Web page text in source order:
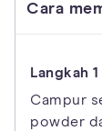
Cara
Campur
powder